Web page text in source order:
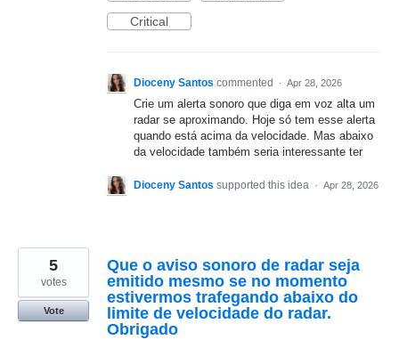
Critical
Dioceny Santos commented · Apr 28, 2026
Crie um alerta sonoro que diga em voz alta um
radar se aproximando. Hoje só tem esse alerta
quando está acima da velocidade. Mas abaixo
da velocidade também seria interessante ter
Dioceny Santos supported this idea · Apr 28, 2026
Que o aviso sonoro de radar seja
emitido mesmo se no momento
estivermos trafegando abaixo do
limite de velocidade do radar.
Obrigado
5
votes
Vote